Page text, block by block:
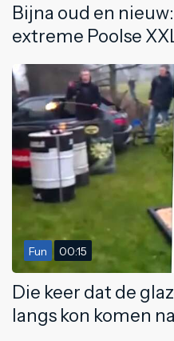
Bijna oud en
extreme Poolse
Fun 00:15
Die keer dat de
langs kon komen